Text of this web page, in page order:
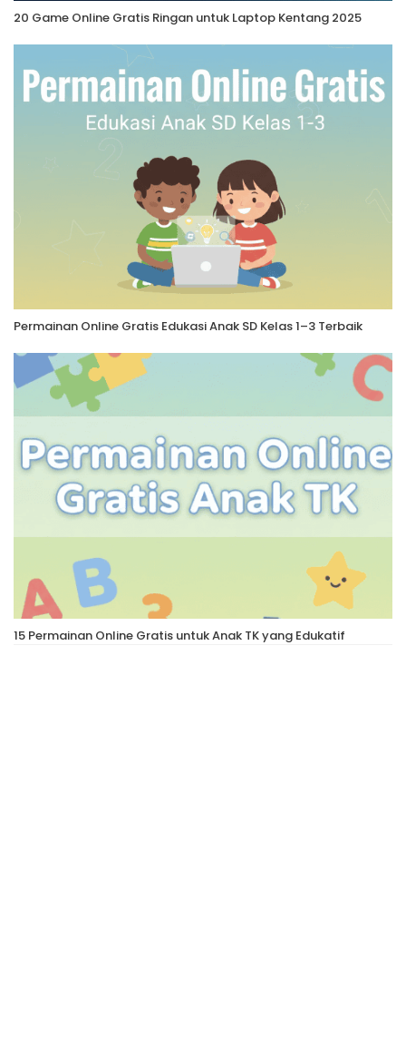
20 Game Online Gratis Ringan untuk Laptop Kentang 2025
Permainan Online Gratis Edukasi Anak SD Kelas 1–3 Terbaik
15 Permainan Online Gratis untuk Anak TK yang Edukatif